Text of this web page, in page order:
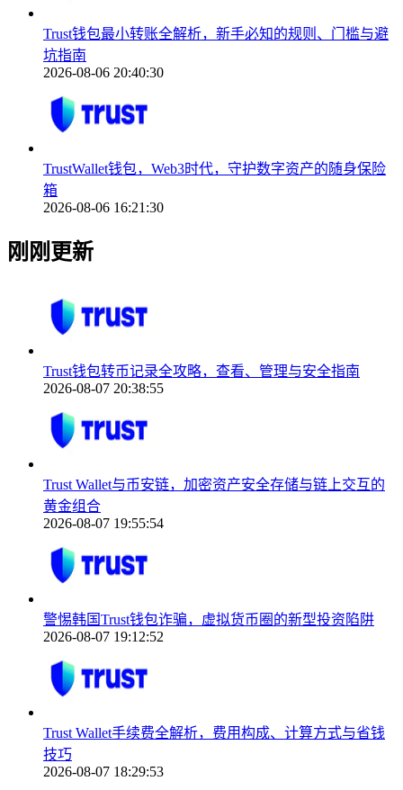
Trust钱包最小转账全解析，新手必知的规则、门槛与避
坑指南
2026-08-06 20:40:30
TrustWallet钱包，Web3时代，守护数字资产的随身保险
箱
2026-08-06 16:21:30
刚刚更新
Trust钱包转币记录全攻略，查看、管理与安全指南
2026-08-07 20:38:55
Trust Wallet与币安链，加密资产安全存储与链上交互的
黄金组合
2026-08-07 19:55:54
警惕韩国Trust钱包诈骗，虚拟货币圈的新型投资陷阱
2026-08-07 19:12:52
Trust Wallet手续费全解析，费用构成、计算方式与省钱
技巧
2026-08-07 18:29:53